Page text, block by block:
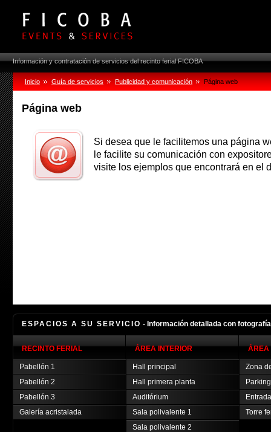
Información y contratación de servicios del recinto ferial FICOBA
Inicio Guía de servicios Publicidad y comunicación Página web
Página web
Si desea que le facilitemos una página
le facilite su comunicación con
visite los ejemplos que encontrará en el
ESPACIOS A SU SERVICIO - Información detallada con
RECINTO FERIAL
Pabellón 1
Pabellón 2
Pabellón 3
Galería acristalada
ÁREA INTERIOR
Hall principal
Hall primera planta
Auditórium
Sala polivalente 1
Sala polivalente 2
ÁREA
Zona
Parking
Torre